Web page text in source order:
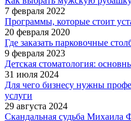
7 февраля 2022
Программы, которые стоит
20 февраля 2020
Где заказать парковочные
9 февраля 2023
Детская стоматология:
31 июля 2024
Для чего бизнесу нужны
услуги
29 августа 2024
Скандальная судьба